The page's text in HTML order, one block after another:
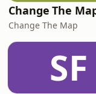
Change The Map
SF